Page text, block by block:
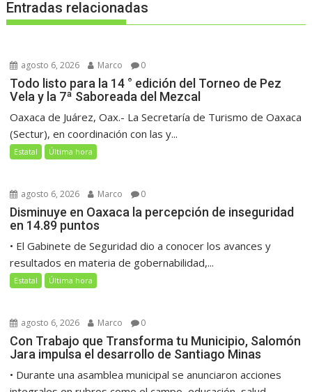
Entradas relacionadas
agosto 6, 2026 Marco 0
Todo listo para la 14 ° edición del Torneo de Pez
Vela y la 7ª Saboreada del Mezcal
Oaxaca de Juárez, Oax.- La Secretaría de Turismo de Oaxaca
(Sectur), en coordinación con las y...
Estatal Última hora
agosto 6, 2026 Marco 0
Disminuye en Oaxaca la percepción de inseguridad
en 14.89 puntos
• El Gabinete de Seguridad dio a conocer los avances y
resultados en materia de gobernabilidad,...
Estatal Última hora
agosto 6, 2026 Marco 0
Con Trabajo que Transforma tu Municipio, Salomón
Jara impulsa el desarrollo de Santiago Minas
• Durante una asamblea municipal se anunciaron acciones